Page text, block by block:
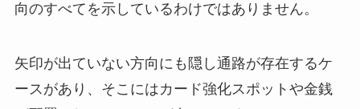
向のすべてを示しているわけではありません。
矢印が出ていない方向にも隠し通路が存在するケ
ースがあり、そこにはカード強化スポットや金銭